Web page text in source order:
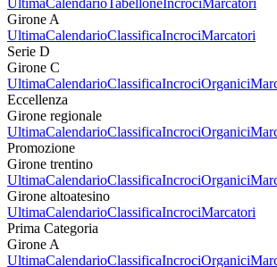
Girone A
UltimaCalendarioClassificaIncrociMarcatori
Serie D
Girone C
UltimaCalendarioClassificaIncrociOrganici
Eccellenza
Girone regionale
UltimaCalendarioClassificaIncrociOrganici
Promozione
Girone trentino
UltimaCalendarioClassificaIncrociOrganici
Girone altoatesino
UltimaCalendarioClassificaIncrociMarcatori
Prima Categoria
Girone A
UltimaCalendarioClassificaIncrociOrganici